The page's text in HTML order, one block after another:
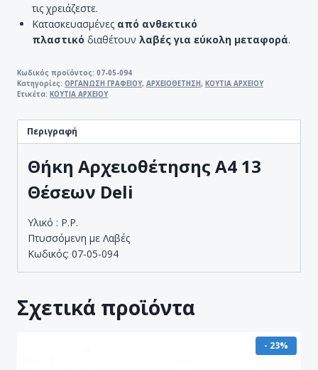
τις χρειάζεστε.
Κατασκευασμένες από ανθεκτικό
πλαστικό διαθέτουν λαβές για εύκολη μεταφορά.
Κωδικός προϊόντος: 07-05-094
Κατηγορίες: ΟΡΓΑΝΩΣΗ ΓΡΑΦΕΙΟΥ, ΑΡΧΕΙΟΘΕΤΗΣΗ, ΚΟΥΤΙΑ ΑΡΧΕΙΟΥ
Ετικέτα: ΚΟΥΤΙΑ ΑΡΧΕΙΟΥ
Περιγραφή
Θήκη Αρχειοθέτησης A4 13
Θέσεων Deli
Υλικό : P.P.
Πτυσσόμενη με Λαβές
Κωδικός: 07-05-094
Σχετικά προϊόντα
- 23%